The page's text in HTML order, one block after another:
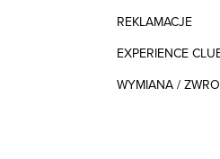
REKLAMACJE
EXPERIENCE
WYMIANA /